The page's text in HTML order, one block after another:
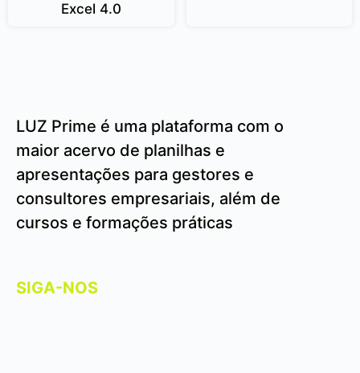
Excel 4.0
LUZ Prime é uma plataforma com o
maior acervo de planilhas e
apresentações para gestores e
consultores empresariais, além de
cursos e formações práticas
SIGA-NOS